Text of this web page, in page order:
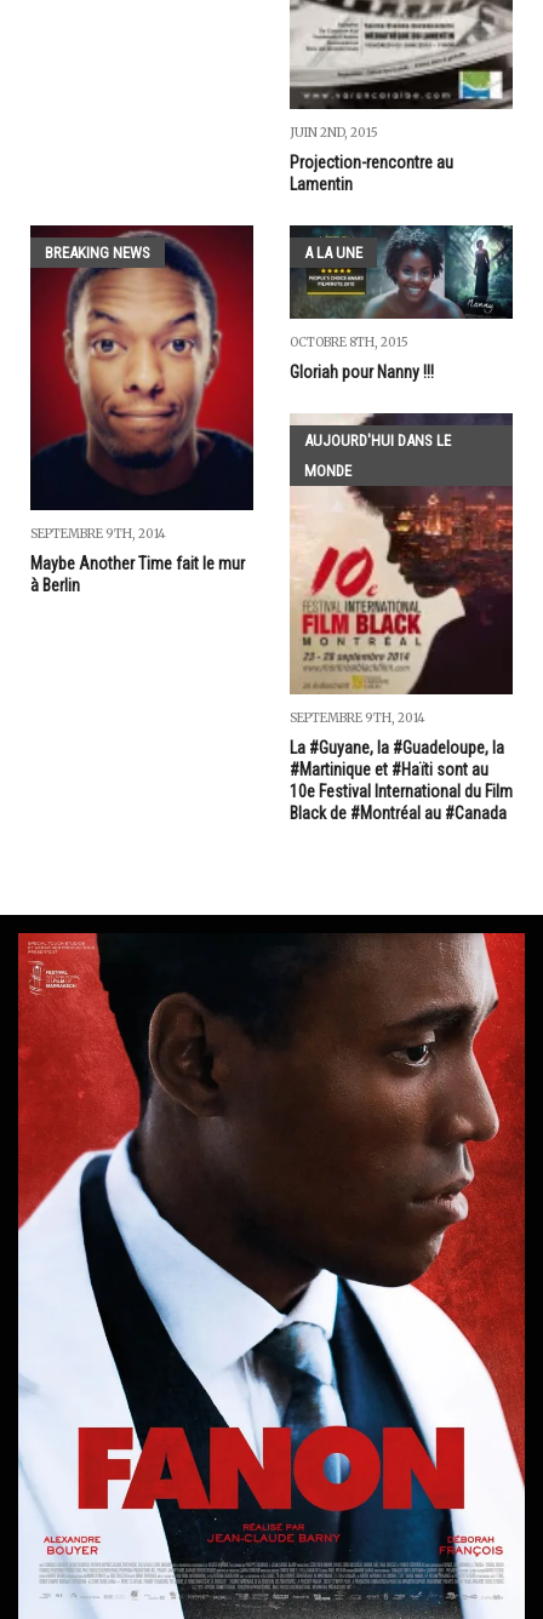
JUIN 2ND, 2015
Projection-rencontre au
Lamentin
BREAKING NEWS
SEPTEMBRE 9TH, 2014
Maybe Another Time fait le mur
à Berlin
A LA UNE
OCTOBRE 8TH, 2015
Gloriah pour Nanny !!!
AUJOURD'HUI DANS LE
MONDE
SEPTEMBRE 9TH, 2014
La #Guyane, la #Guadeloupe, la
#Martinique et #Haïti sont au
10e Festival International du Film
Black de #Montréal au #Canada